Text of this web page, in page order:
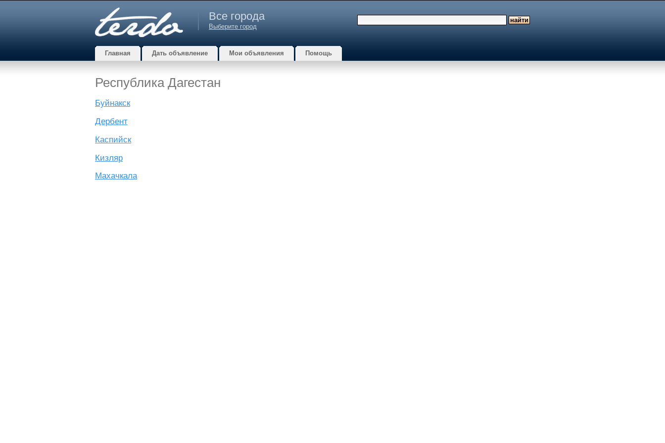
Все города
Выберите город
Главная Дать объявление Мои объявления Помощь
Республика Дагестан
Буйнакск
Дербент
Каспийск
Кизляр
Махачкала